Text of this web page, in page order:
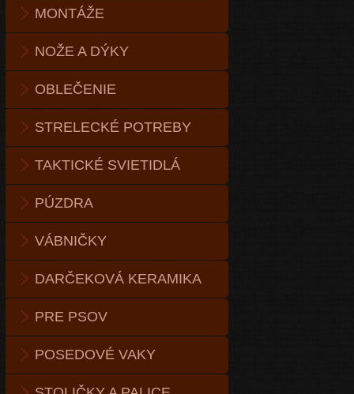
MONTÁŽE
NOŽE A DÝKY
OBLEČENIE
STRELECKÉ POTREBY
TAKTICKÉ SVIETIDLÁ
PÚZDRA
VÁBNIČKY
DARČEKOVÁ KERAMIKA
PRE PSOV
POSEDOVÉ VAKY